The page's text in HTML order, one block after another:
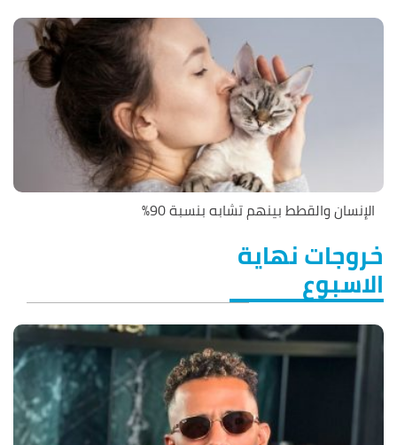
الإنسان والقطط بينهم تشابه بنسبة 90%
خروجات نهاية
الاسبوع